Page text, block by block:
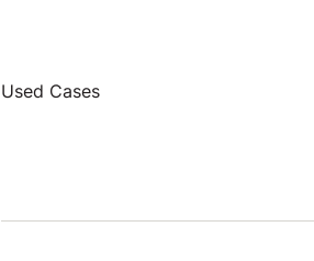
Used Cases